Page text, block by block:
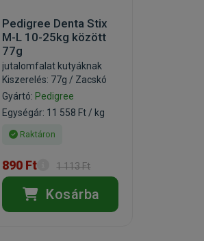
Pedigree Denta Stix
M-L 10-25kg között
77g
jutalomfalat kutyáknak
Kiszerelés: 77g / Zacskó
Gyártó: Pedigree
Egységár: 11 558 Ft / kg
Raktáron
890 Ft 1 113 Ft
Kosárba